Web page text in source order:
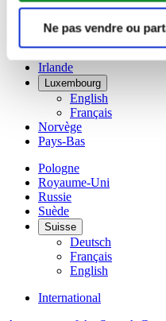
Ne pas vendre ou
Espagne
Finlande
France
Irlande
Luxembourg
English
Français
Norvège
Pays-Bas
Pologne
Royaume-Uni
Russie
Suède
Suisse
Deutsch
Français
English
International